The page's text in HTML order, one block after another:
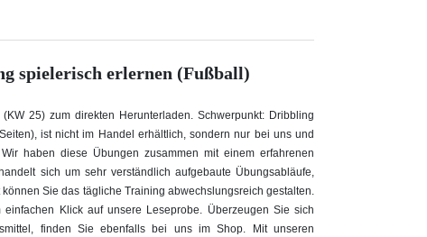
spielerisch erlernen (Fußball)
25) zum direkten Herunterladen. Schwerpunkt: Dribbling
ist nicht im Handel erhältlich, sondern nur bei uns und
haben diese Übungen zusammen mit einem erfahrenen
sich um sehr verständlich aufgebaute Übungsabläufe,
Sie das tägliche Training abwechslungsreich gestalten.
Klick auf unsere Leseprobe. Überzeugen Sie sich
finden Sie ebenfalls bei uns im Shop. Mit unseren